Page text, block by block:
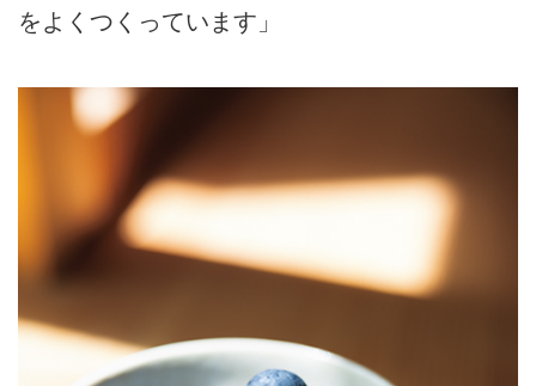
をよくつくっています」